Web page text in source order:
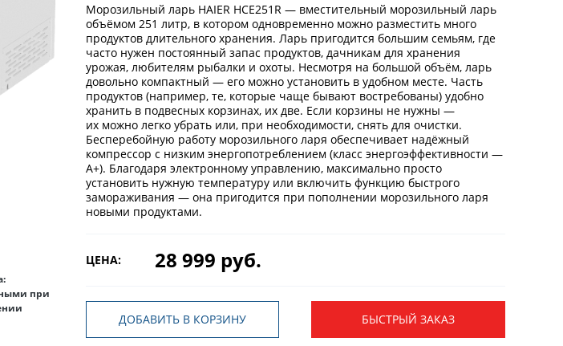
при
Морозильный ларь HAIER HCE251R — вместительный морозильный ларь
объёмом 251 литр, в котором одновременно можно разместить много
продуктов длительного хранения. Ларь пригодится большим семьям, где
часто нужен постоянный запас продуктов, дачникам для хранения
урожая, любителям рыбалки и охоты. Несмотря на большой объём, ларь
довольно компактный — его можно установить в удобном месте. Часть
продуктов (например, те, которые чаще бывают востребованы) удобно
хранить в подвесных корзинах, их две. Если корзины не нужны —
их можно легко убрать или, при необходимости, снять для очистки.
Бесперебойную работу морозильного ларя обеспечивает надёжный
компрессор с низким энергопотреблением (класс энергоэффективности —
А+). Благодаря электронному управлению, максимально просто
установить нужную температуру или включить функцию быстрого
замораживания — она пригодится при пополнении морозильного ларя
новыми продуктами.
ЦЕНА: 28 999 руб.
ДОБАВИТЬ В КОРЗИНУ БЫСТРЫЙ ЗАКАЗ